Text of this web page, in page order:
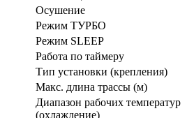
Осушение
Режим ТУРБО
Режим SLEEP
Работа по таймеру
Тип установки (крепления)
Макс. длина трассы (м)
Диапазон рабочих температур
(охлаждение)